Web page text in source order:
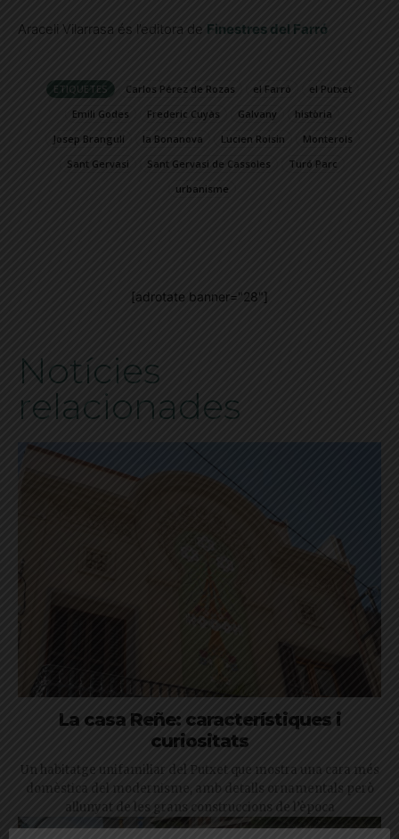
Araceli Vilarrasa és l’editora de Finestres del Farró
ETIQUETES Carlos Pérez de Rozas el Farró
el Putxet
Emili Godes
Frederic Cuyàs Galvany
història
Josep Brangulí
la Bonanova Lucien Roisin
Monterols
Sant Gervasi
Sant Gervasi de Cassoles
Turó Parc
urbanisme
[adrotate banner="28"]
Notícies
relacionades
La casa Reñe: característiques i
curiositats
Un habitatge unifamiliar del Putxet que mostra una cara més
domèstica del modernisme, amb detalls ornamentals però
allunyat de les grans construccions de l’època